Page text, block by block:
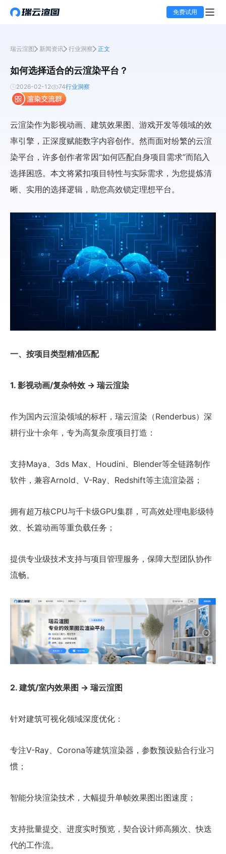
免费试用
瑞云渲图 新闻资讯 行业洞察 正文
如何选择适合的云渲染平台？
2026-02-12 74行业洞察
云渲染作为影视动画、建筑效果图、游戏开发等领域的效
率引擎，正深度赋能数字内容创作。然而面对纷繁的云渲
染平台，许多创作者常因“如何匹配自身项目需求”而陷入
选择困惑。本文将紧扣项目特性与实际需求，为您提炼清
晰、实用的选择逻辑，助您高效锁定理想平台。
一、按项目类型精准匹配
1. 影视动画/复杂特效 → 瑞云渲染
作为国内云渲染领域的标杆，瑞云渲染（Renderbus）深
耕行业十余年，专为高复杂度项目打造：
支持Maya、3ds Max、Houdini、Blender等全链路制作
软件，兼容Arnold、V-Ray、Redshift等主流渲染器；
拥有超万核CPU与千卡级GPU集群，可高效处理电影级特
效、长篇动画等重负载任务；
提供专业级技术支持与项目管理服务，保障大型团队协作
流畅。
2. 建筑/室内效果图 → 瑞云渲图
针对建筑可视化领域深度优化：
专注V-Ray、Corona等建筑渲染器，参数预设贴合行业习
惯；
智能分块渲染技术，大幅提升单帧效果图出图速度；
支持批量提交、进度实时预览，契合设计师高频次、快迭
代的工作流。